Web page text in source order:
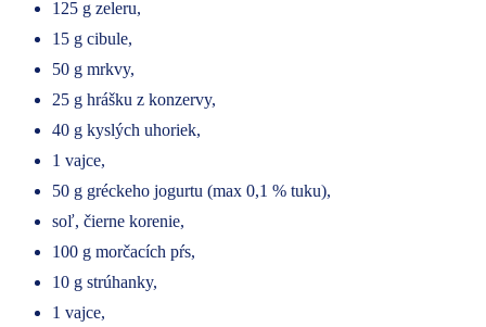
125 g zeleru,
15 g cibule,
50 g mrkvy,
25 g hrášku z konzervy,
40 g kyslých uhoriek,
1 vajce,
50 g gréckeho jogurtu (max 0,1 % tuku),
soľ, čierne korenie,
100 g morčacích pŕs,
10 g strúhanky,
1 vajce,